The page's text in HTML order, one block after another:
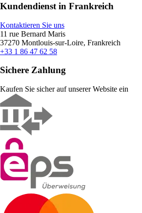
Kundendienst in Frankreich
Kontaktieren Sie uns
11 rue Bernard Maris
37270 Montlouis-sur-Loire, Frankreich
+33 1 86 47 62 58
Sichere Zahlung
Kaufen Sie sicher auf unserer Website ein